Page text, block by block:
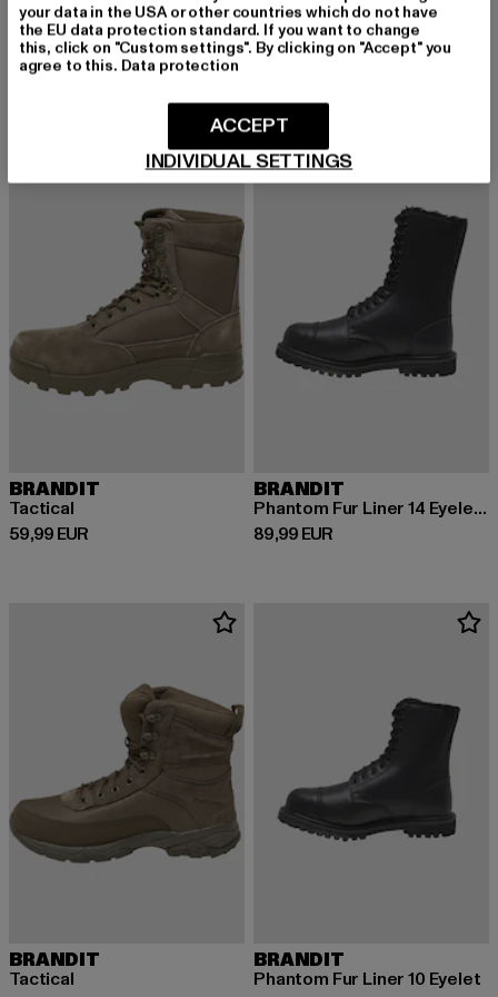
BRANDIT
Military Canvas
56,04 EUR
Derzeitiger Preis: 56,04 EUR
BRANDIT
89,99 EUR
Derzeitiger Preis: 89,99 EUR
BRANDIT
Tactical
59,99 EUR
Derzeitiger Preis: 59,99 EUR
BRANDIT
Phantom Fur Liner 14 Eyelet Boots
89,99 EUR
Derzeitiger Preis: 89,99 EUR
BRANDIT
Tactical
BRANDIT
Phantom Fur Liner 10 Eyelet
your data in the USA or other countries which do not have
the EU data protection standard. If you want to change
this, click on "Custom settings". By clicking on "Accept" you
agree to this. Data protection
INDIVIDUAL SETTINGS
ACCEPT